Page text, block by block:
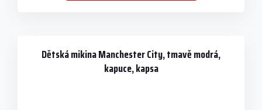
Dětská mikina Manchester City, tmavě modrá,
kapuce, kapsa